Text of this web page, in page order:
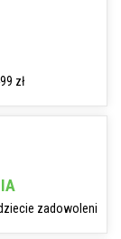
zł
zadowoleni